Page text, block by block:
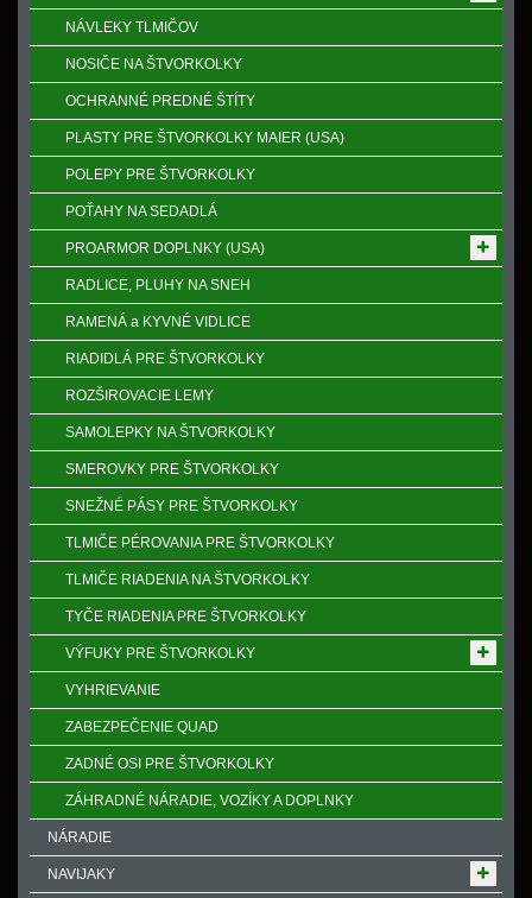
NÁVLEKY TLMIČOV
NOSIČE NA ŠTVORKOLKY
OCHRANNÉ PREDNÉ ŠTÍTY
PLASTY PRE ŠTVORKOLKY MAIER (USA)
POLEPY PRE ŠTVORKOLKY
POŤAHY NA SEDADLÁ
PROARMOR DOPLNKY (USA)
RADLICE, PLUHY NA SNEH
RAMENÁ a KYVNÉ VIDLICE
RIADIDLÁ PRE ŠTVORKOLKY
ROZŠIROVACIE LEMY
SAMOLEPKY NA ŠTVORKOLKY
SMEROVKY PRE ŠTVORKOLKY
SNEŽNÉ PÁSY PRE ŠTVORKOLKY
TLMIČE PÉROVANIA PRE ŠTVORKOLKY
TLMIČE RIADENIA NA ŠTVORKOLKY
TYČE RIADENIA PRE ŠTVORKOLKY
VÝFUKY PRE ŠTVORKOLKY
VYHRIEVANIE
ZABEZPEČENIE QUAD
ZADNÉ OSI PRE ŠTVORKOLKY
ZÁHRADNÉ NÁRADIE, VOZÍKY A DOPLNKY
NÁRADIE
NAVIJAKY